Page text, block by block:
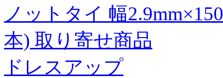
ノットタイ 幅
本) 取り寄せ商品
ドレスアップ